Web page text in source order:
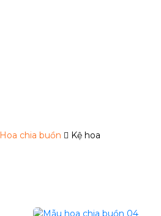
Hoa chia buồn Kệ hoa